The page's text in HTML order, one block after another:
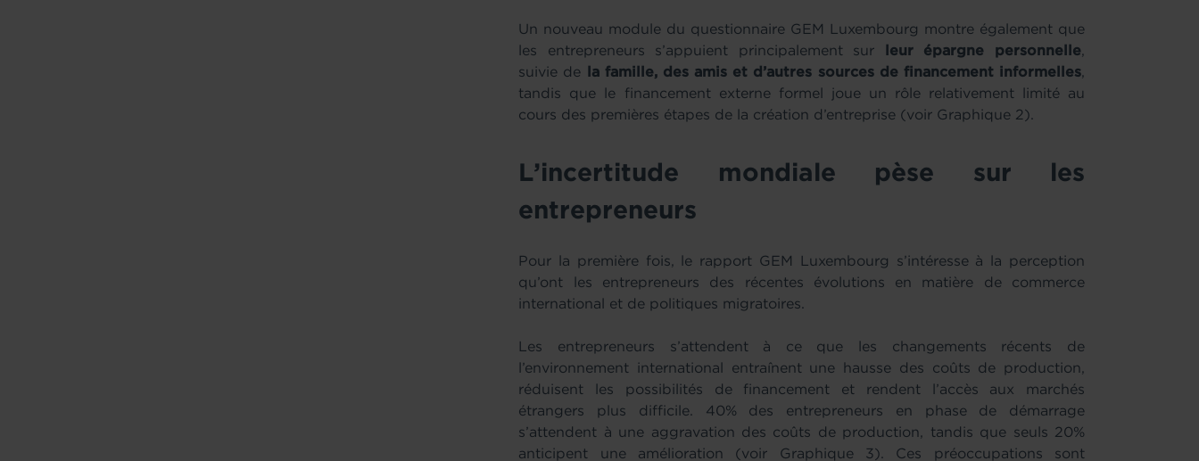
Un nouveau module du questionnaire GEM Luxembourg montre également que
les entrepreneurs s’appuient principalement sur
leur épargne personnelle,
suivie de
la famille, des amis et d’autres sources de financement informelles,
tandis que le financement externe formel joue un rôle relativement limité au
cours des premières étapes de la création d’entreprise (voir Graphique 2).
L’incertitude mondiale pèse sur les
entrepreneurs
Pour la première fois, le rapport GEM Luxembourg s’intéresse à la perception
qu’ont les entrepreneurs des récentes évolutions en matière de commerce
international et de politiques migratoires.
Les entrepreneurs s’attendent à ce que les changements récents de
l’environnement international entraînent une hausse des coûts de production,
réduisent les possibilités de financement et rendent l’accès aux marchés
étrangers plus difficile. 40% des entrepreneurs en phase de démarrage
s’attendent à une aggravation des coûts de production, tandis que seuls 20%
anticipent une amélioration (voir Graphique 3). Ces préoccupations sont